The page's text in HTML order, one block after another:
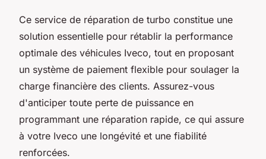
Ce service de réparation de turbo constitue une
solution essentielle pour rétablir la performance
optimale des véhicules Iveco, tout en proposant
un système de paiement flexible pour soulager la
charge financière des clients. Assurez-vous
d'anticiper toute perte de puissance en
programmant une réparation rapide, ce qui assure
à votre Iveco une longévité et une fiabilité
renforcées.